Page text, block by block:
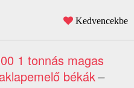
Kedvencekbe
1 tonnás magas
békák–